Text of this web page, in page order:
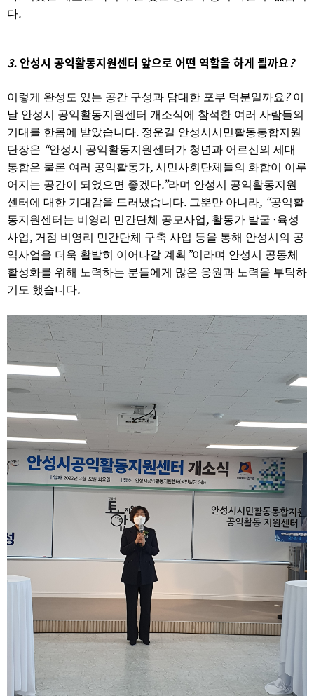
다.
3.안성시 공익활동지원센터 앞으로 어떤 역할을 하게 될까요?
이렇게 완성도 있는 공간 구성과 담대한 포부 덕분일까요 ?이
날 안성시 공익활동지원센터 개소식에 참석한 여러 사람들의
기대를 한몸에 받았습니다. 정운길 안성시시민활동통합지원
단장은 “안성시 공익활동지원센터가 청년과 어르신의 세대
통합은 물론 여러 공익활동가, 시민사회단체들의 화합이 이루
어지는 공간이 되었으면 좋겠다.”라며 안성시 공익활동지원
센터에 대한 기대감을 드러냈습니다. 그뿐만 아니라, “공익활
동지원센터는 비영리 민간단체 공모사업, 활동가 발굴 ·육성
사업, 거점 비영리 민간단체 구축 사업 등을 통해 안성시의 공
익사업을 더욱 활발히 이어나갈 계획 ”이라며 안성시 공동체
활성화를 위해 노력하는 분들에게 많은 응원과 노력을 부탁하
기도 했습니다.